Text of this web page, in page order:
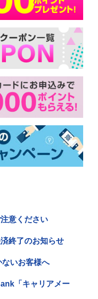
意ください
終了のお知らせ
ないお客様へ
「キャリアメー